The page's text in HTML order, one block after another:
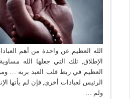
الله العظيم عن واحدة من أهم
الإطلاق, تلك التي جعلها الله
العظيم في ربط قلب العبد بربه …
الرئيس لعبادات أخرى, فإن لم يأتها
ولم …